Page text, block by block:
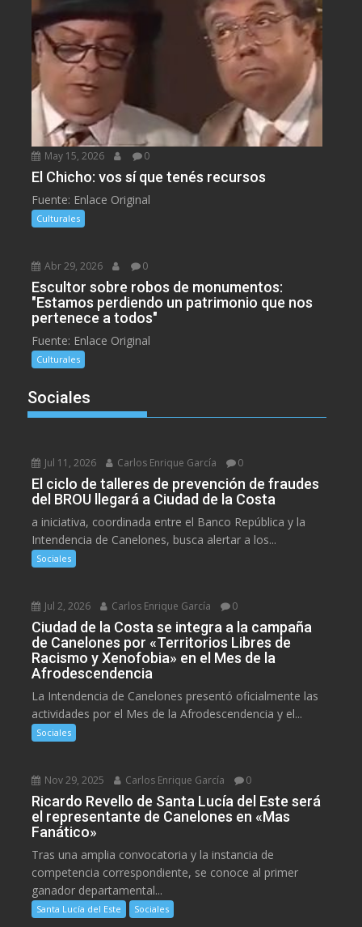
May 15, 2026 0
El Chicho: vos sí que tenés recursos
Fuente: Enlace Original
Culturales
Abr 29, 2026 0
Escultor sobre robos de monumentos:
"Estamos perdiendo un patrimonio que nos
pertenece a todos"
Fuente: Enlace Original
Culturales
Sociales
Jul 11, 2026 Carlos Enrique García 0
El ciclo de talleres de prevención de fraudes
del BROU llegará a Ciudad de la Costa
a iniciativa, coordinada entre el Banco República y la
Intendencia de Canelones, busca alertar a los...
Sociales
Jul 2, 2026 Carlos Enrique García 0
Ciudad de la Costa se integra a la campaña
de Canelones por «Territorios Libres de
Racismo y Xenofobia» en el Mes de la
Afrodescendencia
La Intendencia de Canelones presentó oficialmente las
actividades por el Mes de la Afrodescendencia y el...
Sociales
Nov 29, 2025 Carlos Enrique García 0
Ricardo Revello de Santa Lucía del Este será
el representante de Canelones en «Mas
Fanático»
Tras una amplia convocatoria y la instancia de
competencia correspondiente, se conoce al primer
ganador departamental...
Santa Lucía del Este Sociales